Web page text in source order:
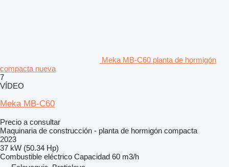
Meka MB-C60 planta de hormigón
compacta nueva
7
VÍDEO
Meka MB-C60
Precio a consultar
Maquinaria de construcción - planta de hormigón compacta
2023
37 kW (50.34 Hp)
Combustible eléctrico Capacidad 60 m3/h